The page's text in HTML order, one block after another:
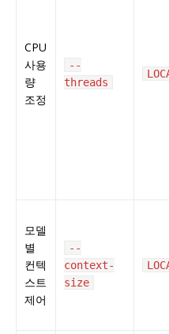
CPU
사용
량
조정
--
threads
모델
별
컨텍
스트
제어
--
context-
size